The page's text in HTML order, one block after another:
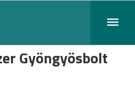
Gyöngyösbolt